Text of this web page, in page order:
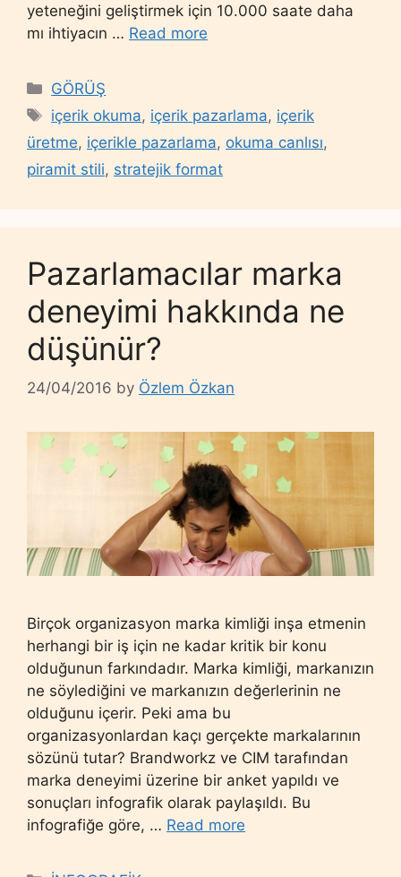
yeteneğini geliştirmek için 10.000 saate daha
mı ihtiyacın … Read more
Categories
GÖRÜŞ
Tags
içerik okuma, içerik pazarlama, içerik
üretme, içerikle pazarlama, okuma canlısı,
piramit stili, stratejik format
Pazarlamacılar marka
deneyimi hakkında ne
düşünür?
24/04/2016 by Özlem Özkan
Birçok organizasyon marka kimliği inşa etmenin
herhangi bir iş için ne kadar kritik bir konu
olduğunun farkındadır. Marka kimliği, markanızın
ne söylediğini ve markanızın değerlerinin ne
olduğunu içerir. Peki ama bu
organizasyonlardan kaçı gerçekte markalarının
sözünü tutar? Brandworkz ve CIM tarafından
marka deneyimi üzerine bir anket yapıldı ve
sonuçları infografik olarak paylaşıldı. Bu
infografiğe göre, … Read more